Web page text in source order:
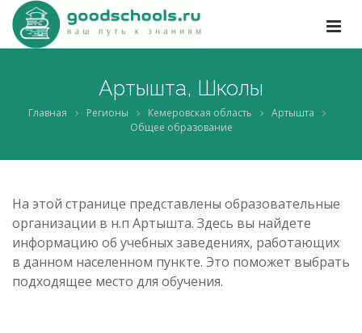
Артышта, Школы
Главная Регионы Кемеровская область
Артышта
Общее образование
На этой странице представлены образовательные
организации в н.п Артышта. Здесь вы найдете
информацию об учебных заведениях, работающих
в данном населенном пункте. Это поможет выбрать
подходящее место для обучения.